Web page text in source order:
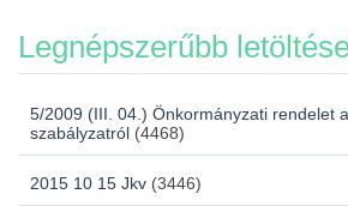
Legnépszerűbb
5/2009 (III. 04.) Önkormányzati rendelet
szabályzatról (4468)
2015 10 15 Jkv (3446)